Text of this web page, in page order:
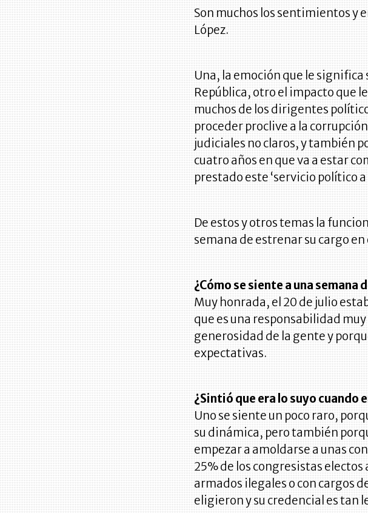
Son muchos los sentimientos y
López.
Una, la emoción que le significa
República, otro el impacto que
muchos de los dirigentes
proceder proclive a la
judiciales no claros, y también
cuatro años en que va a estar
prestado este ‘servicio político a
De estos y otros temas la
semana de estrenar su cargo
¿Cómo se siente a una semana
Muy honrada, el 20 de julio
que es una responsabilidad
generosidad de la gente y
expectativas.
¿Sintió que era lo suyo cuando
Uno se siente un poco raro,
su dinámica, pero también
empezar a amoldarse a unas
25% de los congresistas
armados ilegales o con cargos
eligieron y su credencial es tan